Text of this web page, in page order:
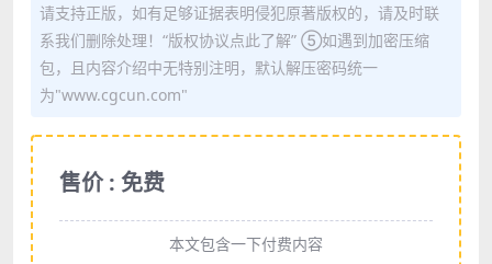
请支持正版，如有足够证据表明侵犯原著版权的，请及时联
系我们删除处理！“版权协议点此了解” ⑤如遇到加密压缩
包，且内容介绍中无特别注明，默认解压密码统一
为"www.cgcun.com"
售价 : 免费
本文包含一下付费内容